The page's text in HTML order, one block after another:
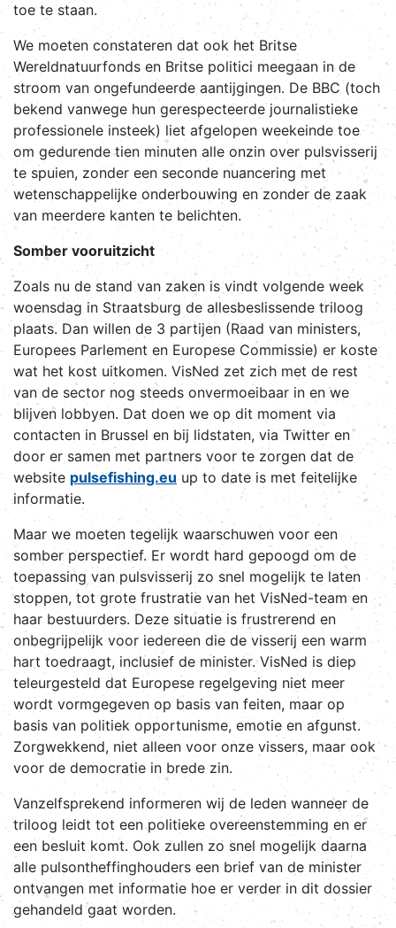
toe te staan.
We moeten constateren dat ook het Britse
Wereldnatuurfonds en Britse politici meegaan in de
stroom van ongefundeerde aantijgingen. De BBC (toch
bekend vanwege hun gerespecteerde journalistieke
professionele insteek) liet afgelopen weekeinde toe
om gedurende tien minuten alle onzin over pulsvisserij
te spuien, zonder een seconde nuancering met
wetenschappelijke onderbouwing en zonder de zaak
van meerdere kanten te belichten.
Somber vooruitzicht
Zoals nu de stand van zaken is vindt volgende week
woensdag in Straatsburg de allesbeslissende triloog
plaats. Dan willen de 3 partijen (Raad van ministers,
Europees Parlement en Europese Commissie) er koste
wat het kost uitkomen. VisNed zet zich met de rest
van de sector nog steeds onvermoeibaar in en we
blijven lobbyen. Dat doen we op dit moment via
contacten in Brussel en bij lidstaten, via Twitter en
door er samen met partners voor te zorgen dat de
website pulsefishing.euup to date is met feitelijke
informatie.
Maar we moeten tegelijk waarschuwen voor een
somber perspectief. Er wordt hard gepoogd om de
toepassing van pulsvisserij zo snel mogelijk te laten
stoppen, tot grote frustratie van het VisNed-team en
haar bestuurders. Deze situatie is frustrerend en
onbegrijpelijk voor iedereen die de visserij een warm
hart toedraagt, inclusief de minister. VisNed is diep
teleurgesteld dat Europese regelgeving niet meer
wordt vormgegeven op basis van feiten, maar op
basis van politiek opportunisme, emotie en afgunst.
Zorgwekkend, niet alleen voor onze vissers, maar ook
voor de democratie in brede zin.
Vanzelfsprekend informeren wij de leden wanneer de
triloog leidt tot een politieke overeenstemming en er
een besluit komt. Ook zullen zo snel mogelijk daarna
alle pulsontheffinghouders een brief van de minister
ontvangen met informatie hoe er verder in dit dossier
gehandeld gaat worden.